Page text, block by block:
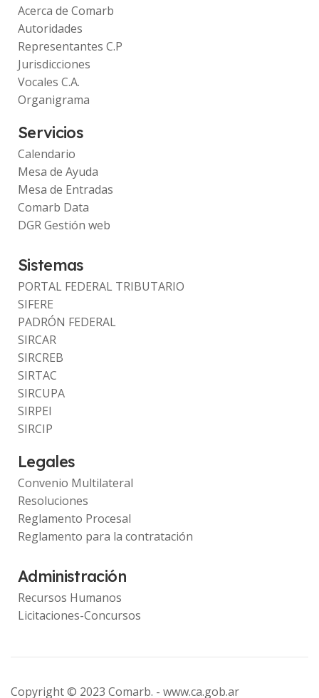
Acerca de Comarb
Autoridades
Representantes C.P
Jurisdicciones
Vocales C.A.
Organigrama
Servicios
Calendario
Mesa de Ayuda
Mesa de Entradas
Comarb Data
DGR Gestión web
Sistemas
PORTAL FEDERAL TRIBUTARIO
SIFERE
PADRÓN FEDERAL
SIRCAR
SIRCREB
SIRTAC
SIRCUPA
SIRPEI
SIRCIP
Legales
Convenio Multilateral
Resoluciones
Reglamento Procesal
Reglamento para la contratación
Administración
Recursos Humanos
Licitaciones-Concursos
Copyright © 2023 Comarb. -www.ca.gob.ar